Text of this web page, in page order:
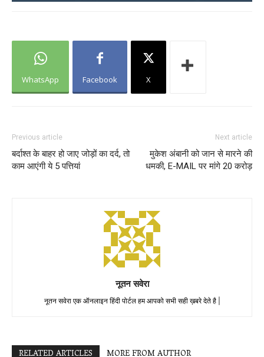
WhatsApp Facebook X
Previous article
बर्दाश्त के बाहर हो जाए जोड़ों का दर्द, तो
काम आएंगी ये 5 पत्तियां
Next article
मुकेश अंबानी को जान से मारने की
धमकी, E-MAIL पर मांगे 20 करोड़
नूतन सवेरा
नूतन सवेरा एक ऑनलाइन हिंदी पोर्टल हम आपको सभी सही ख़बरे देते है |